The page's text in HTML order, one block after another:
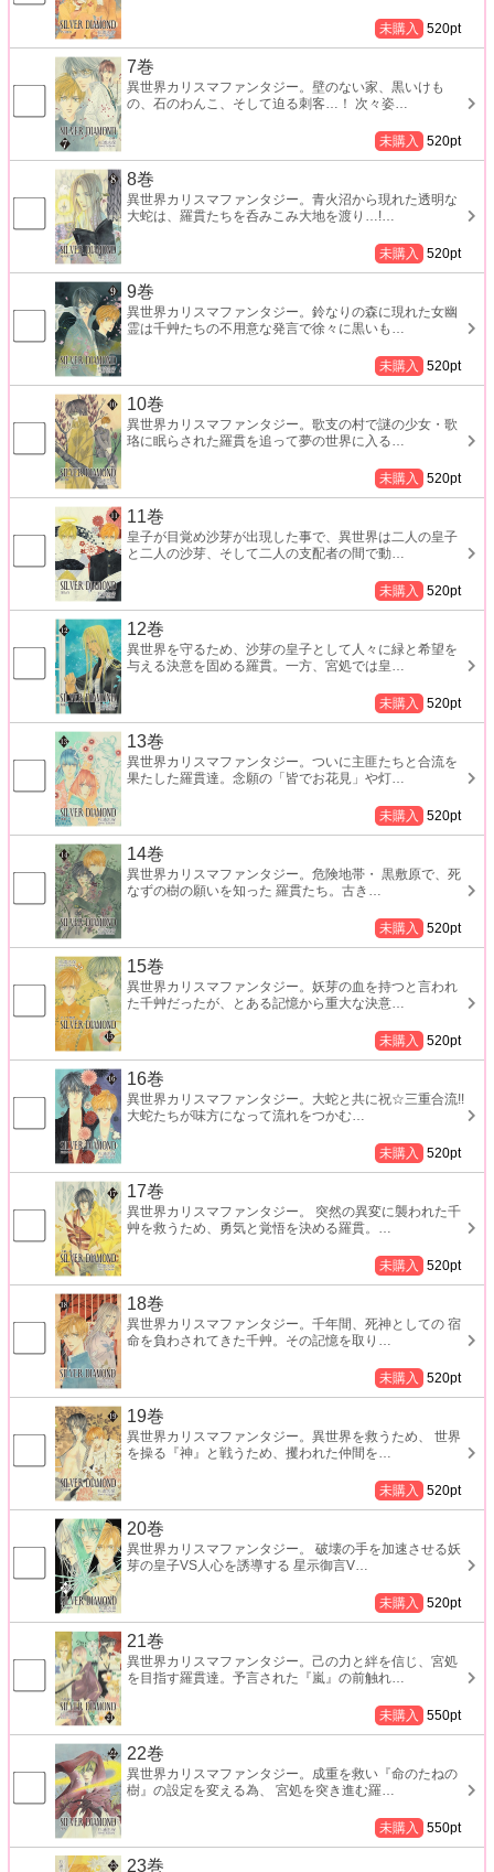
未購入 520pt
7巻
異世界カリスマファンタジー。壁のない家、黒いけも
の、石のわんこ、そして迫る刺客…！ 次々姿…
未購入 520pt
8巻
異世界カリスマファンタジー。青火沼から現れた透明な
大蛇は、羅貫たちを呑みこみ大地を渡り…!…
未購入 520pt
9巻
異世界カリスマファンタジー。鈴なりの森に現れた女幽
霊は千艸たちの不用意な発言で徐々に黒いも …
未購入 520pt
10巻
異世界カリスマファンタジー。歌支の村で謎の少女・歌
珞に眠らされた羅貫を追って夢の世界に入る…
未購入 520pt
11巻
皇子が目覚め沙芽が出現した事で、異世界は二人の皇子
と二人の沙芽、そして二人の支配者の間で動…
未購入 520pt
12巻
異世界を守るため、沙芽の皇子として人々に緑と希望を
与える決意を固める羅貫。一方、宮処では皇…
未購入 520pt
13巻
異世界カリスマファンタジー。ついに主匪たちと合流を
果たした羅貫達。念願の「皆でお花見」や灯…
未購入 520pt
14巻
異世界カリスマファンタジー。危険地帯・ 黒敷原で、死
なずの樹の願いを知った 羅貫たち。古き …
未購入 520pt
15巻
異世界カリスマファンタジー。妖芽の血を持つと言われ
た千艸だったが、とある記憶から重大な決意…
未購入 520pt
16巻
異世界カリスマファンタジー。大蛇と共に祝☆三重合流!!
大蛇たちが味方になって流れをつかむ…
未購入 520pt
17巻
異世界カリスマファンタジー。 突然の異変に襲われた千
艸を救うため、勇気と覚悟を決める羅貫。 …
未購入 520pt
18巻
異世界カリスマファンタジー。千年間、死神としての 宿
命を負わされてきた千艸。その記憶を取り …
未購入 520pt
19巻
異世界カリスマファンタジー。異世界を救うため、 世界
を操る『神』と戦うため、攫われた仲間を…
未購入 520pt
20巻
異世界カリスマファンタジー。 破壊の手を加速させる妖
芽の皇子VS人心を誘導する 星示御言V…
未購入 520pt
21巻
異世界カリスマファンタジー。己の力と絆を信じ、宮処
を目指す羅貫達。予言された『嵐』の前触れ…
未購入 550pt
22巻
異世界カリスマファンタジー。成重を救い『命のたねの
樹』の設定を変える為、 宮処を突き進む羅…
未購入 550pt
23巻